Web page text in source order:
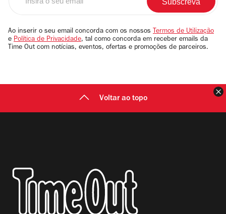
email
Ao inserir o seu email concorda com os nossos Termos de Utilização
e Política de Privacidade, tal como concorda em receber emails da
Time Out com notícias, eventos, ofertas e promoções de parceiros.
Voltar ao topo